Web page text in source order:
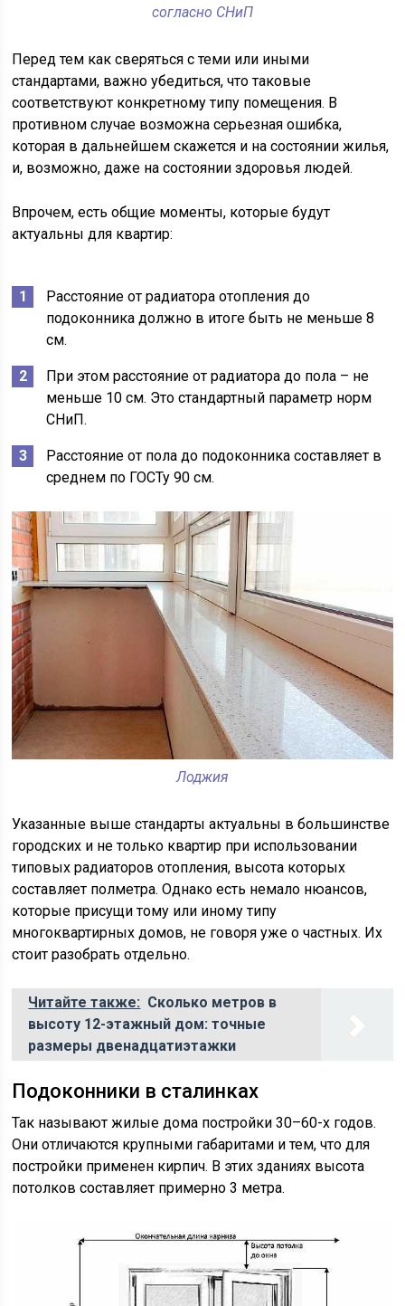
согласно СНиП
Перед тем как сверяться с теми или иными
стандартами, важно убедиться, что таковые
соответствуют конкретному типу помещения. В
противном случае возможна серьезная ошибка,
которая в дальнейшем скажется и на состоянии жилья,
и, возможно, даже на состоянии здоровья людей.
Впрочем, есть общие моменты, которые будут
актуальны для квартир:
Расстояние от радиатора отопления до
подоконника должно в итоге быть не меньше 8
см.
При этом расстояние от радиатора до пола – не
меньше 10 см. Это стандартный параметр норм
СНиП.
Расстояние от пола до подоконника составляет в
среднем по ГОСТу 90 см.
Лоджия
Указанные выше стандарты актуальны в большинстве
городских и не только квартир при использовании
типовых радиаторов отопления, высота которых
составляет полметра. Однако есть немало нюансов,
которые присущи тому или иному типу
многоквартирных домов, не говоря уже о частных. Их
стоит разобрать отдельно.
Читайте также: Сколько метров в
высоту 12-этажный дом: точные
размеры двенадцатиэтажки
Подоконники в сталинках
Так называют жилые дома постройки 30–60-х годов.
Они отличаются крупными габаритами и тем, что для
постройки применен кирпич. В этих зданиях высота
потолков составляет примерно 3 метра.